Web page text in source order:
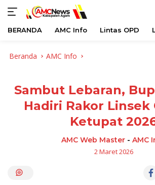
BERANDA AMC Info Lintas OPD
Beranda AMC Info
Sambut Lebaran,
Hadiri Rakor Linsek
Ketupat
AMC Web Master- AMC
2 Maret 2026